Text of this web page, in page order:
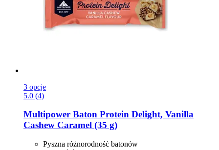
3 opcje
5.0 (4)
Multipower Baton Protein Delight, Vanilla
Cashew Caramel (35 g)
Pyszna różnorodność batonów